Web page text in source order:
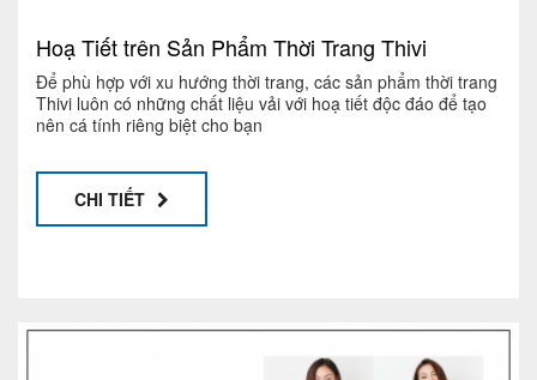
Hoạ Tiết trên Sản Phẩm Thời Trang Thivi
Để phù hợp với xu hướng thời trang, các sản phẩm thời trang
Thivi luôn có những chất liệu vải với hoạ tiết độc đáo để tạo
nên cá tính riêng biệt cho bạn
CHI TIẾT